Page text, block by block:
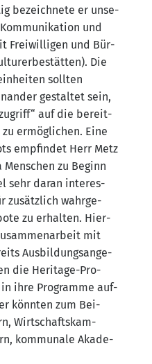
bezeich­ne­te er unse­
und
Frei­wil­li­gen und Bür­
Die
soll­ten
gestal­tet sein,
auf die bereit­
ermög­li­chen. Eine
emp­fin­det Herr Metz
zu Beginn
sehr dar­an inter­es­
zusätz­lich wahr­ge­
zu erhal­ten. Hier­
mit
Aus­bil­dungs­an­ge­
die Heri­ta­ge-Pro-
ihre Pro­gram­me auf­
könn­ten zum Bei­
Wirt­schafts­kam­
kom­mu­na­le Aka­de­